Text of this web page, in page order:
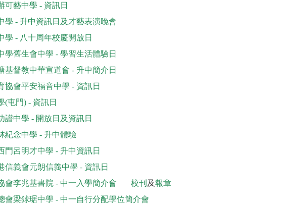
可藝中學 - 資訊日
學 - 升中資訊日及才藝表演晚會
學 - 八十周年校慶開放日
學舊生會中學 - 學習生活體驗日
基督教中華宣道會 - 升中簡介日
協會平安福音中學 - 資訊日
(屯門) - 資訊日
譜中學 - 開放日及資訊日
紀念中學 - 升中體驗
門呂明才中學 - 升中資訊日
信義會元朗信義中學 - 資訊日
會李兆基書院 - 中一入學簡介會
校刊 及報章
會梁銶琚中學 - 中一自行分配學位簡介會